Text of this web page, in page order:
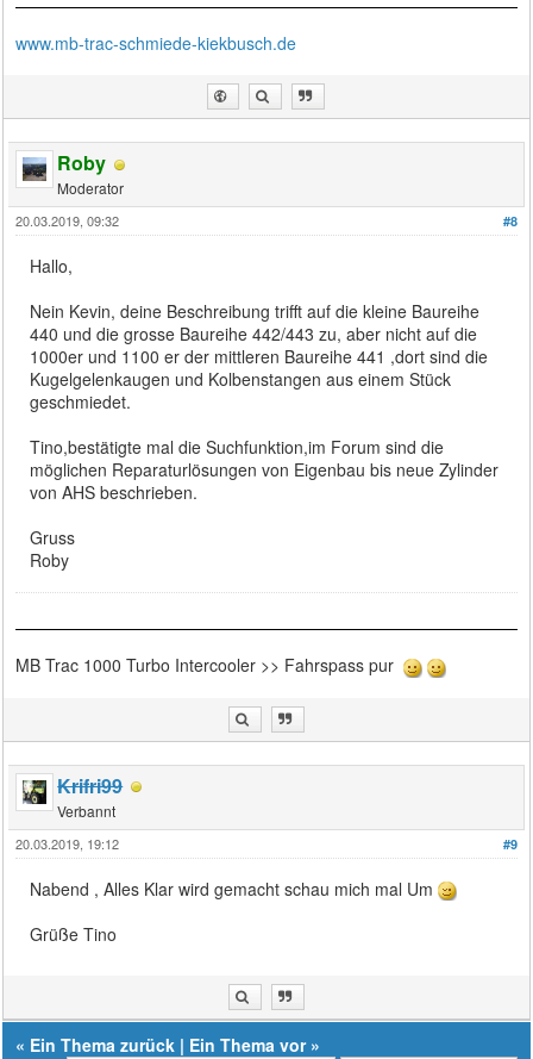
www.mb-trac-schmiede-kiekbusch.de
Roby
Moderator
#8
20.03.2019, 09:32
Hallo,
Nein Kevin, deine Beschreibung trifft auf die kleine Baureihe
440 und die grosse Baureihe 442/443 zu, aber nicht auf die
1000er und 1100 er der mittleren Baureihe 441 ,dort sind die
Kugelgelenkaugen und Kolbenstangen aus einem Stück
geschmiedet.
Tino,bestätigte mal die Suchfunktion,im Forum sind die
möglichen Reparaturlösungen von Eigenbau bis neue Zylinder
von AHS beschrieben.
Gruss
Roby
MB Trac 1000 Turbo Intercooler >> Fahrspass pur
Krifri99
Verbannt
#9
20.03.2019, 19:12
Nabend , Alles Klar wird gemacht schau mich mal Um
Grüße Tino
« Ein Thema zurück | Ein Thema vor»